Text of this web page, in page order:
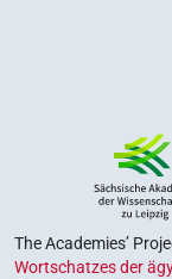
The Academies’
Wortschatzes der